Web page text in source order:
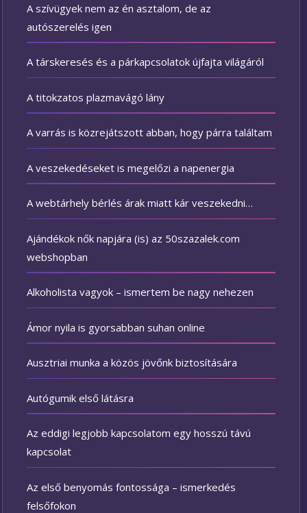
A szívügyek nem az én asztalom, de az
autószerelés igen
A társkeresés és a párkapcsolatok újfajta világáról
A titokzatos plazmavágó lány
A varrás is közrejátszott abban, hogy párra találtam
A veszekedéseket is megelőzi a napenergia
A webtárhely bérlés árak miatt kár veszekedni…
Ajándékok nők napjára (is) az 50szazalek.com
webshopban
Alkoholista vagyok – ismertem be nagy nehezen
Ámor nyila is gyorsabban suhan online
Ausztriai munka a közös jövőnk biztosítására
Autógumik első látásra
Az eddigi legjobb kapcsolatom egy hosszú távú
kapcsolat
Az első benyomás fontossága – ismerkedés
felsőfokon